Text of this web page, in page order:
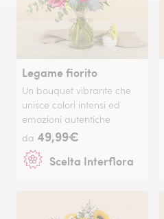
Legame fiorito
Un bouquet vibrante che
unisce colori intensi ed
emozioni autentiche
da 49,99€
Scelta Interflora